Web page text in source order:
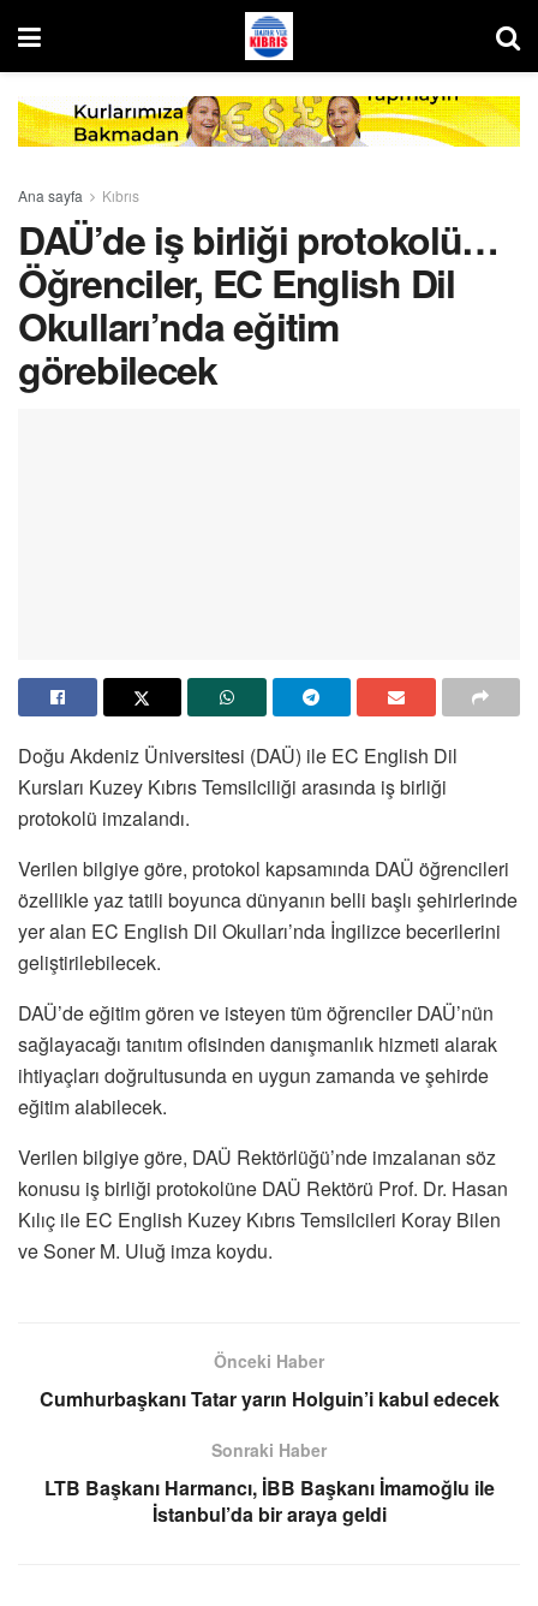
Ana sayfa Kıbrıs
DAÜ’de iş birliği protokolü…
Öğrenciler, EC English Dil
Okulları’nda eğitim
görebilecek
Doğu Akdeniz Üniversitesi (DAÜ) ile EC English Dil
Kursları Kuzey Kıbrıs Temsilciliği arasında iş birliği
protokolü imzalandı.
Verilen bilgiye göre, protokol kapsamında DAÜ öğrencileri
özellikle yaz tatili boyunca dünyanın belli başlı şehirlerinde
yer alan EC English Dil Okulları’nda İngilizce becerilerini
geliştirilebilecek.
DAÜ’de eğitim gören ve isteyen tüm öğrenciler DAÜ’nün
sağlayacağı tanıtım ofisinden danışmanlık hizmeti alarak
ihtiyaçları doğrultusunda en uygun zamanda ve şehirde
eğitim alabilecek.
Verilen bilgiye göre, DAÜ Rektörlüğü’nde imzalanan söz
konusu iş birliği protokolüne DAÜ Rektörü Prof. Dr. Hasan
Kılıç ile EC English Kuzey Kıbrıs Temsilcileri Koray Bilen
ve Soner M. Uluğ imza koydu.
Önceki Haber
Cumhurbaşkanı Tatar yarın Holguin’i kabul edecek
Sonraki Haber
LTB Başkanı Harmancı, İBB Başkanı İmamoğlu ile
İstanbul’da bir araya geldi